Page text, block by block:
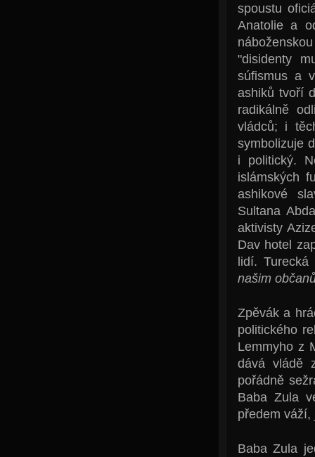
spoustu
Anatolie a
"disidenty
súfismus a
ashiků tvoří
radikálně
vládců; i
symbolizuje
i politický.
islámských
ashikové
Sultana
aktivisty
Dav hotel
lidí.
našim
Zpěvák a
politického
Lemmyho z
dává vládě
pořádně
Baba Zula
předem váží,
Baba Zula